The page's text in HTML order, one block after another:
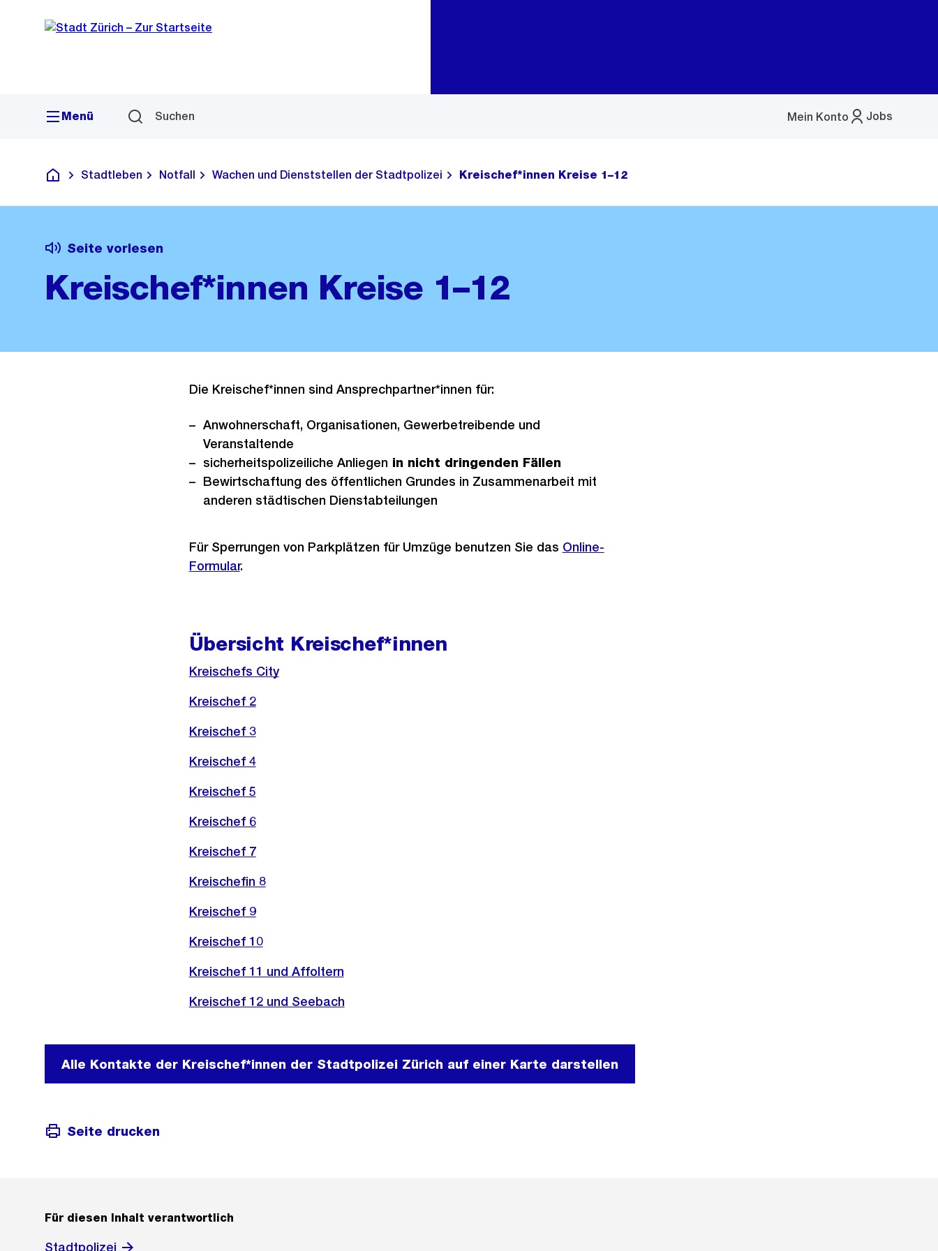
Navigation
Sprunglink
Menü Suchen Jobs
Mein Konto
Menü
Deutsch
Stadtleben Notfall Wachen und Dienststellen der Stadtpolizei Kreischef*innen Kreise 1–12
Seite vorlesen
Kreischef*innen Kreise 1–12
Die Kreischef*innen sind Ansprechpartner*innen für:
Anwohnerschaft, Organisationen, Gewerbetreibende und
Veranstaltende
sicherheitspolizeiliche Anliegen in nicht dringenden Fällen
Bewirtschaftung des öffentlichen Grundes in Zusammenarbeit mit
anderen städtischen Dienstabteilungen
Für Sperrungen von Parkplätzen für Umzüge benutzen Sie das Online-
Formular.
Übersicht Kreischef*innen
Kreischefs City
Kreischef 2
Kreischef 3
Kreischef 4
Kreischef 5
Kreischef 6
Kreischef 7
Kreischefin 8
Kreischef 9
Kreischef 10
Kreischef 11 und Affoltern
Kreischef 12 und Seebach
Alle Kontakte der Kreischef*innen der Stadtpolizei Zürich auf einer Karte darstellen
Seite drucken
Für diesen Inhalt verantwortlich
Stadtpolizei